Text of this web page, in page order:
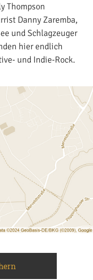
Thompson
Danny Zaremba,
und Schlagzeuger
hier endlich
und Indie-Rock.